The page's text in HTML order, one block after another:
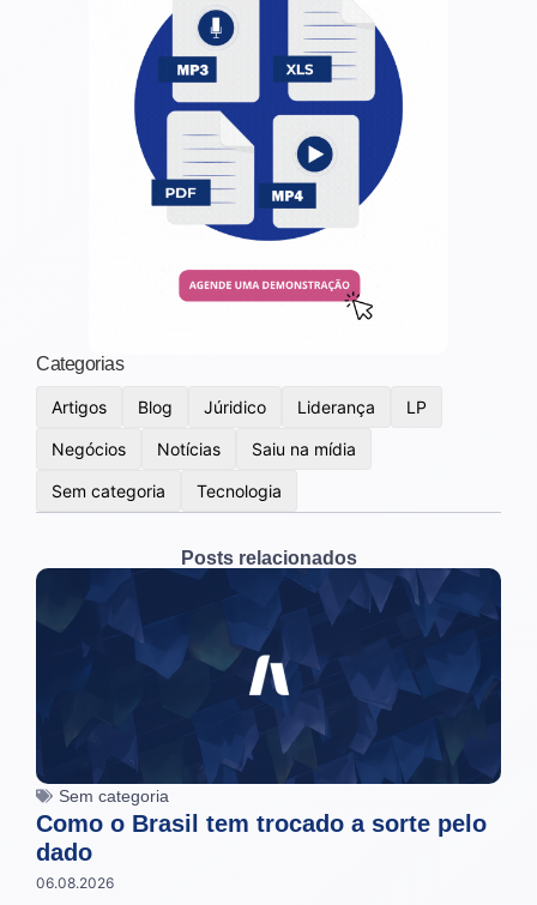
Categorias
Artigos Blog Júridico Liderança LP
Negócios Notícias Saiu na mídia
Sem categoria Tecnologia
Posts relacionados
Sem categoria
Como o Brasil tem trocado a sorte pelo
dado
06.08.2026